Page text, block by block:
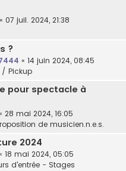
« 07 juil. 2024, 21:38
?
« 14 juin 2024, 08:45
Pickup
pour spectacle à
28 mai 2024, 16:05
de musicien.n.e.s.
2024
18 mai 2024, 05:05
d'entrée - Stages